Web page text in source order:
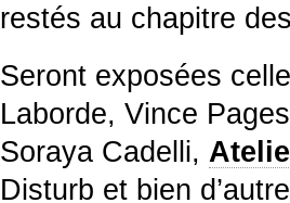
restés au chapitre
Seront exposées
Laborde, Vince
Soraya Cadelli,
Disturb et bien